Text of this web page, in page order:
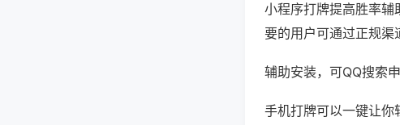
小程序打牌提高胜率辅
要的用户可通过正规渠
辅助安装，可QQ搜索
手机打牌可以一键让你